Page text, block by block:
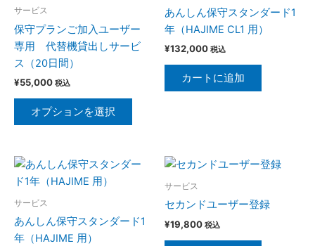
サービス
保守プランご加入ユーザー
専用 代替機貸出しサービ
ス（20日間）
¥55,000 税込
オプションを選択
は
複
リ
が
あんしん保守スタンダード1
年（HAJIME CL1 用）
¥132,000 税込
カートに追加
サービス
あんしん保守スタンダード1
年（HAJIME 用）
サービス
セカンドユーザー登録
¥19,800 税込